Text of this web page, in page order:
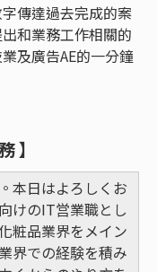
傳達過去完成的案
和業務工作相關的
及廣告AE的一分鐘
】
本日はよろしくお
けのIT営業職とし
粧品業界をメイン
界での経験を積み